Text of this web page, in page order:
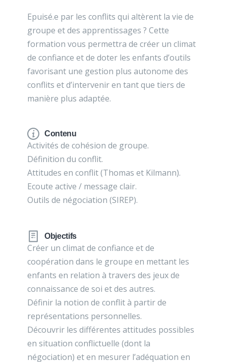
Epuisé.e par les conflits qui altèrent la vie de
groupe et des apprentissages ? Cette
formation vous permettra de créer un climat
de confiance et de doter les enfants d’outils
favorisant une gestion plus autonome des
conflits et d’intervenir en tant que tiers de
manière plus adaptée.
Contenu
Activités de cohésion de groupe.
Définition du conflit.
Attitudes en conflit (Thomas et Kilmann).
Ecoute active / message clair.
Outils de négociation (SIREP).
Objectifs
Créer un climat de confiance et de
coopération dans le groupe en mettant les
enfants en relation à travers des jeux de
connaissance de soi et des autres.
Définir la notion de conflit à partir de
représentations personnelles.
Découvrir les différentes attitudes possibles
en situation conflictuelle (dont la
négociation) et en mesurer l’adéquation en